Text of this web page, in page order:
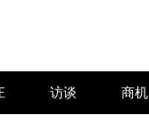
访谈 商机